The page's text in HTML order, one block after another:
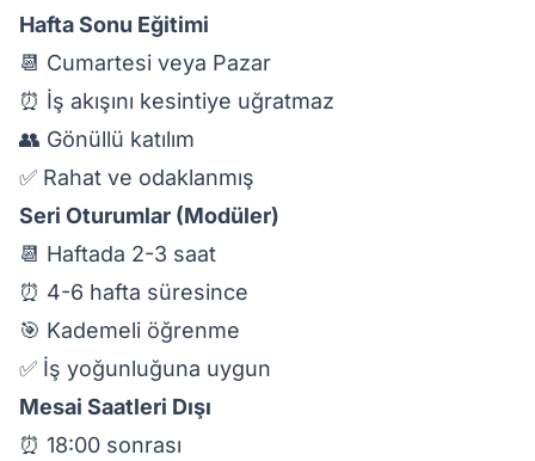
Hafta Sonu Eğitimi
📆 Cumartesi veya Pazar
⏰ İş akışını kesintiye uğratmaz
👥 Gönüllü katılım
✅ Rahat ve odaklanmış
Seri Oturumlar (Modüler)
📆 Haftada 2-3 saat
⏰ 4-6 hafta süresince
🎯 Kademeli öğrenme
✅ İş yoğunluğuna uygun
Mesai Saatleri Dışı
⏰ 18:00 sonrası